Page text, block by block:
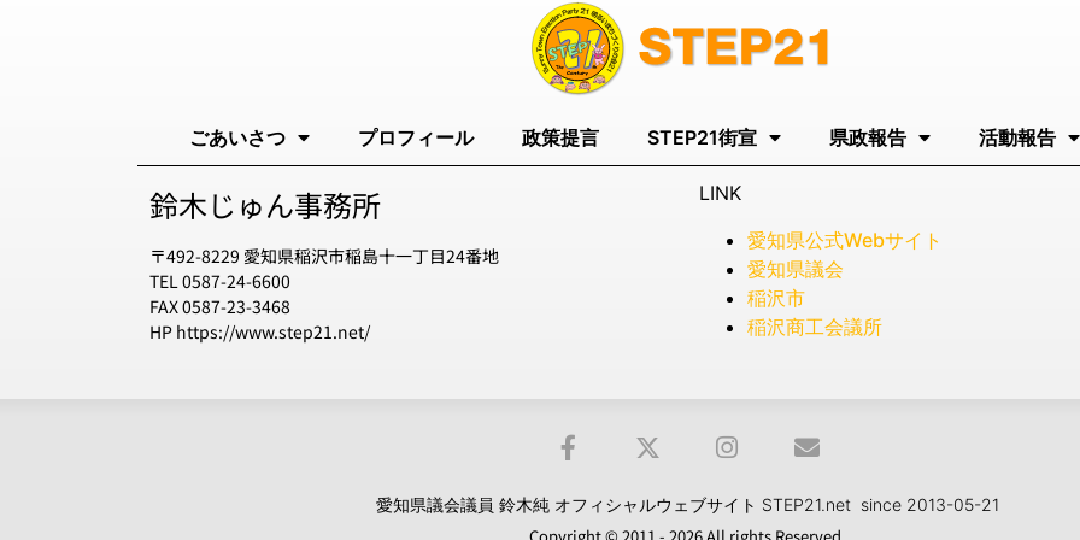
ごあいさつ プロフィール 政策提言 STEP21街宣 県政報告 活動報告
鈴木じゅん事務所
〒492-8229 愛知県稲沢市稲島十一丁目24番地
TEL 0587-24-6600
FAX 0587-23-3468
HP https://www.step21.net/
LINK
愛知県公式Webサイト
愛知県議会
稲沢市
稲沢商工会議所
愛知県議会議員 鈴木純 オフィシャルウェブサイト STEP21.net since 2013-05-21